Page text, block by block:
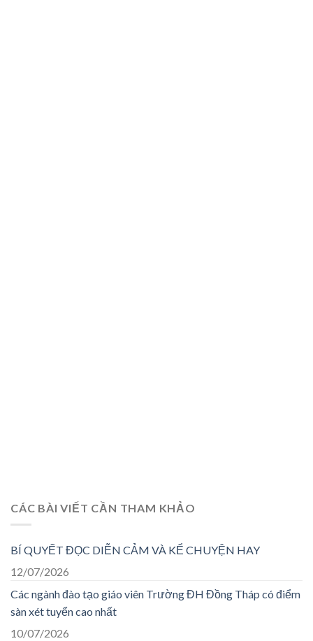
CÁC BÀI VIẾT CẦN THAM KHẢO
BÍ QUYẾT ĐỌC DIỄN CẢM VÀ KỂ CHUYỆN HAY
12/07/2026
Các ngành đào tạo giáo viên Trường ĐH Đồng Tháp có điểm
sàn xét tuyển cao nhất
10/07/2026